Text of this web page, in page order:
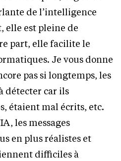
de l’intelligence
elle est pleine de
part, elle facilite le
Je vous donne
pas si longtemps, les
détecter car ils
étaient mal écrits, etc.
les messages
en plus réalistes et
difficiles à